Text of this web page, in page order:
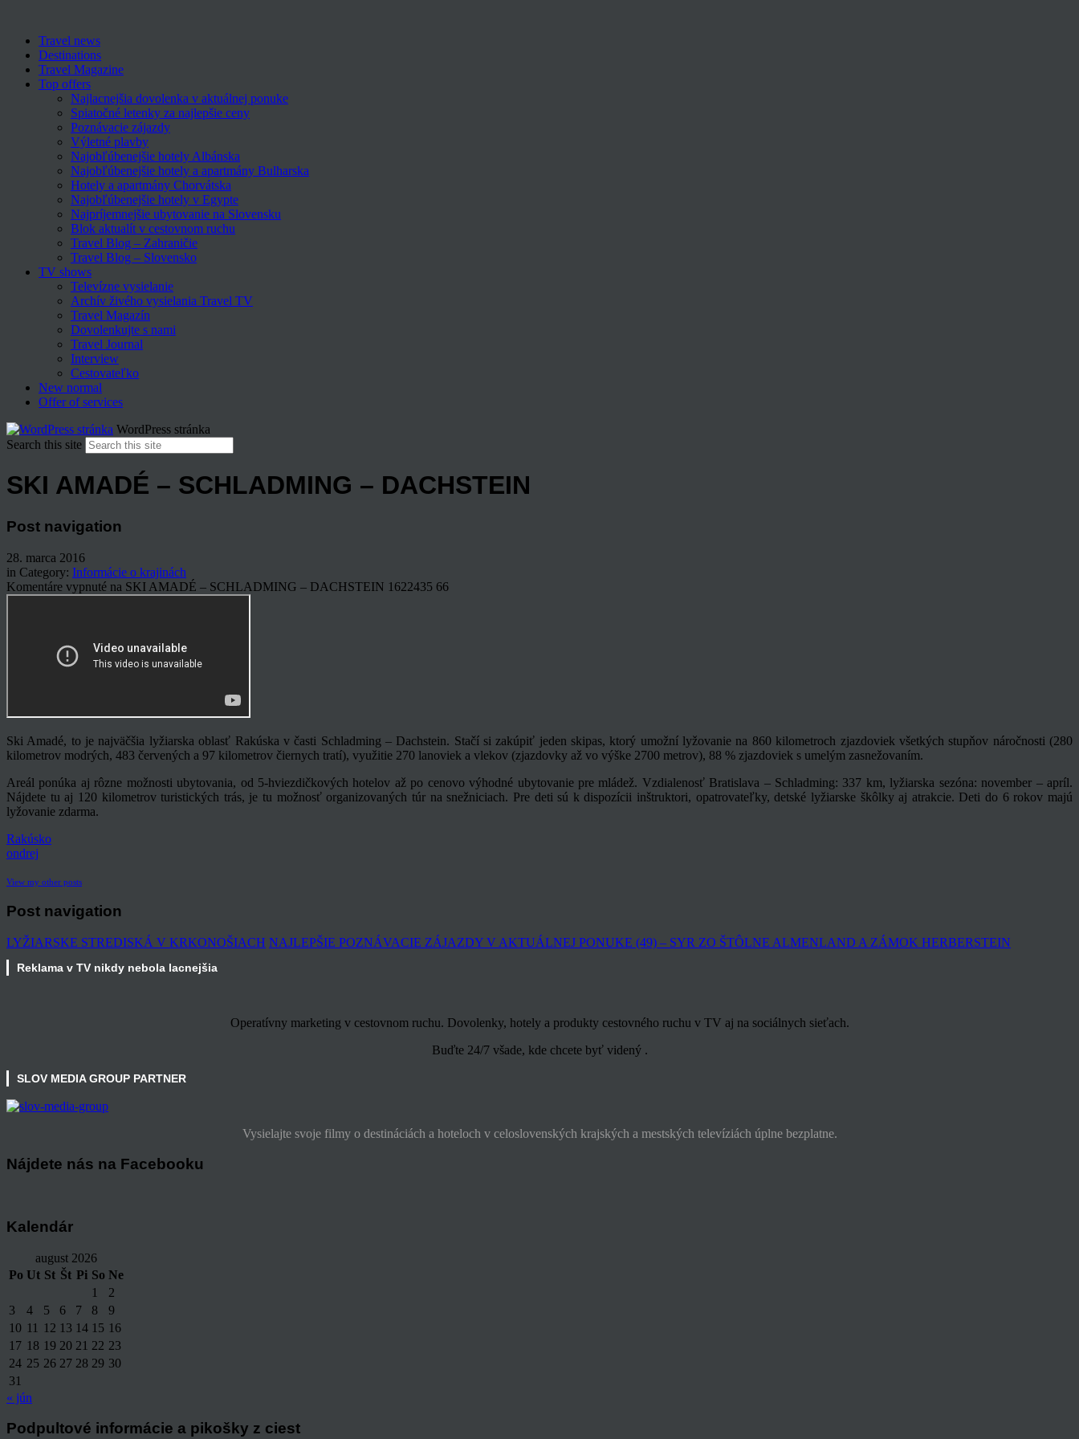
Travel news
Destinations
Travel Magazine
Top offers
Najlacnejšia dovolenka v aktuálnej ponuke
Spiatočné letenky za najlepšie ceny
Poznávacie zájazdy
Výletné plavby
Najobľúbenejšie hotely Albánska
Najobľúbenejšie hotely a apartmány Bulharska
Hotely a apartmány Chorvátska
Najobľúbenejšie hotely v Egypte
Najpríjemnejšie ubytovanie na Slovensku
Blok aktualít v cestovnom ruchu
Travel Blog – Zahraničie
Travel Blog – Slovensko
TV shows
Televízne vysielanie
Archív živého vysielania Travel TV
Travel Magazín
Dovolenkujte s nami
Travel Journal
Interview
Cestovateľko
New normal
Offer of services
WordPress stránka
Search this site
SKI AMADÉ – SCHLADMING – DACHSTEIN
Post navigation
28. marca 2016
in Category: Informácie o krajinách
Komentáre vypnuté na SKI AMADÉ – SCHLADMING – DACHSTEIN 1622435 66
Ski Amadé, to je najväčšia lyžiarska oblasť Rakúska v časti Schladming – Dachstein. Stačí si zakúpiť jeden skipas, ktorý umožní lyžovanie na 860 kilometroch zjazdoviek všetkých stupňov náročnosti (280
kilometrov modrých, 483 červených a 97 kilometrov čiernych tratí), využitie 270 lanoviek a vlekov (zjazdovky až vo výške 2700 metrov), 88 % zjazdoviek s umelým zasnežovaním.
Areál ponúka aj rôzne možnosti ubytovania, od 5-hviezdičkových hotelov až po cenovo výhodné ubytovanie pre mládež. Vzdialenosť Bratislava – Schladming: 337 km, lyžiarska sezóna: november – apríl.
Nájdete tu aj 120 kilometrov turistických trás, je tu možnosť organizovaných túr na snežniciach. Pre deti sú k dispozícii inštruktori, opatrovateľky, detské lyžiarske škôlky aj atrakcie. Deti do 6 rokov majú
lyžovanie zdarma.
Rakúsko
ondrej
View my other posts
Post navigation
LYŽIARSKE STREDISKÁ V KRKONOŠIACH NAJLEPŠIE POZNÁVACIE ZÁJAZDY V AKTUÁLNEJ PONUKE (49) – SYR ZO ŠTÔLNE ALMENLAND A ZÁMOK HERBERSTEIN
Reklama v TV nikdy nebola lacnejšia
Operatívny marketing v cestovnom ruchu. Dovolenky, hotely a produkty cestovného ruchu v TV aj na sociálnych sieťach.
Buďte 24/7 všade, kde chcete byť videný .
SLOV MEDIA GROUP PARTNER
Vysielajte svoje filmy o destináciách a hoteloch v celoslovenských krajských a mestských televíziách úplne bezplatne.
Nájdete nás na Facebooku
Kalendár
august 2026
Po Ut St Št Pi So Ne
1
2
3
4 5 6 7 8
9
10 11 12 13 14 15 16
17 18 19 20 21 22 23
24 25 26 27 28 29 30
31
« jún
Podpultové informácie a pikošky z ciest